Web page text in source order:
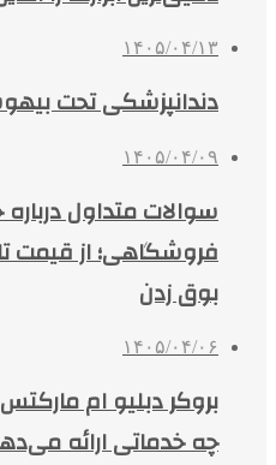
۱۴۰۵/۰۴/۱۳
دندانپزشکی تحت
۱۴۰۵/۰۴/۰۹
سوالات متداول
فروشگاهی؛ از قیمت
بوق زدن
۱۴۰۵/۰۴/۰۶
چه خدماتی ارائه